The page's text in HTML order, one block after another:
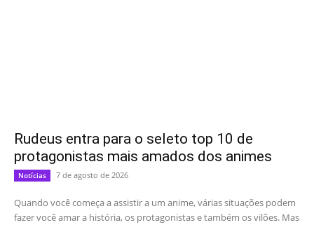
Rudeus entra para o seleto top 10 de
protagonistas mais amados dos animes
Notícias 7 de agosto de 2026
Quando você começa a assistir a um anime, várias situações podem
fazer você amar a história, os protagonistas e também os vilões. Mas